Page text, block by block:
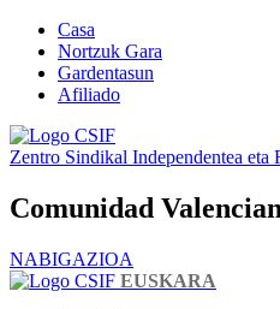
Casa
Nortzuk Gara
Gardentasun
Afiliado
Zentro Sindikal Independentea eta
Comunidad
NABIGAZIOA
EUSKARA